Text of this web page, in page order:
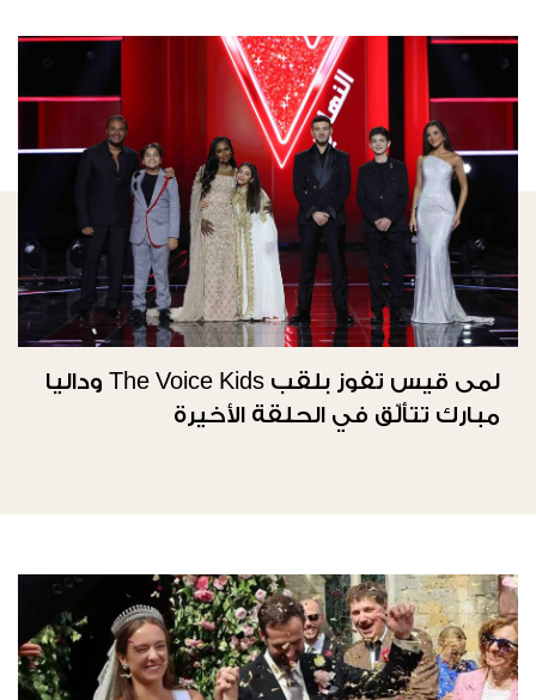
لمى قيس تفوز بلقب The Voice Kids وداليا
مبارك تتألّق في الحلقة الأخيرة